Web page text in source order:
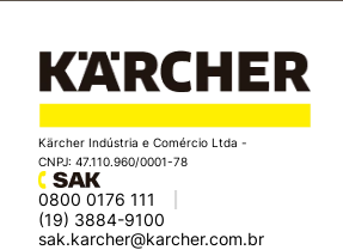
Kärcher Indústria e Comércio Ltda -
CNPJ: 47.110.960/0001-78
0800 0176 111
(19) 3884-9100
sak.karcher@karcher.com.br